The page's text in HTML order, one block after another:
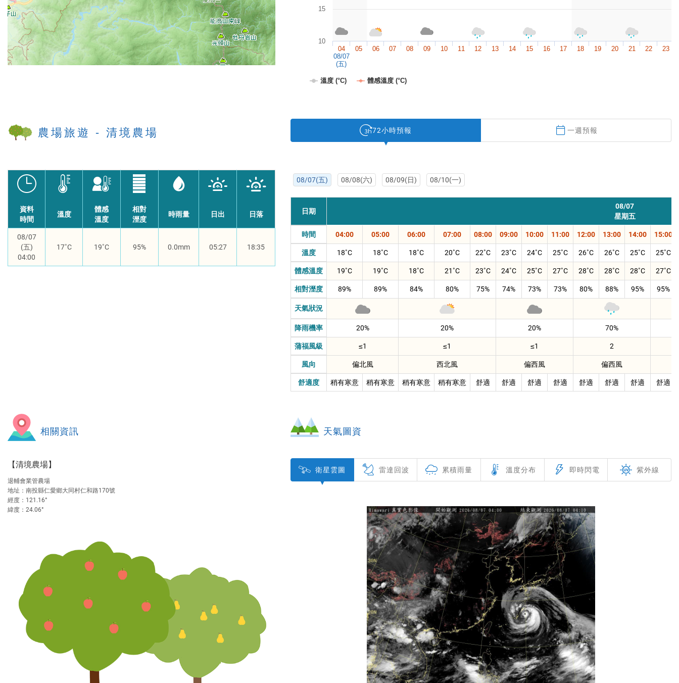
溫度 (°C) 體感溫度 (°C)
04
08/07
(五)
05 06 07 08 09 10 11 12 13 14 15 16 17 18 19 20 21 22
23
10
15
農場旅遊 - 清境農場
資料
時間
溫度
體感
溫度
相對
溼度
時雨量 日出 日落
08/07
(五)
04:00
17 19 95% 0.0mm 05:27 18:35
72小時預報 一週預報
08/07(五) 08/08(六) 08/09(日) 08/10(一)
時
天
氣
預
報
資
料
日期
08/07
星期五
時間 04:00 05:00 06:00 07:00 08:00 09:00 10:00 11:00 12:00 13:00 14:00 15:00
溫度 18 18 18 20 22 23 24 25 26 26 25 25
體感溫度 19 19 18 21 23 24 25 27 28 28 28 27
相對溼度 89% 89% 84% 80% 75% 74% 73% 73% 80% 88% 95% 95%
天氣狀況
降雨機率 20% 20% 20% 70%
蒲福風級 ≤1 ≤1 ≤1 2
風向 偏北風 西北風 偏西風 偏西風
舒適度 稍有寒意 稍有寒意 稍有寒意 稍有寒意 舒適 舒適 舒適 舒適 舒適 舒適 舒適 舒適
相關資訊
【清境農場】
退輔會業管農場
地址：南投縣仁愛鄉大同村仁和路170號
經度：121.16°
緯度：24.06°
天氣圖資
衛星雲圖 雷達 回波 累積雨量 溫度分布 即時閃電 紫外線